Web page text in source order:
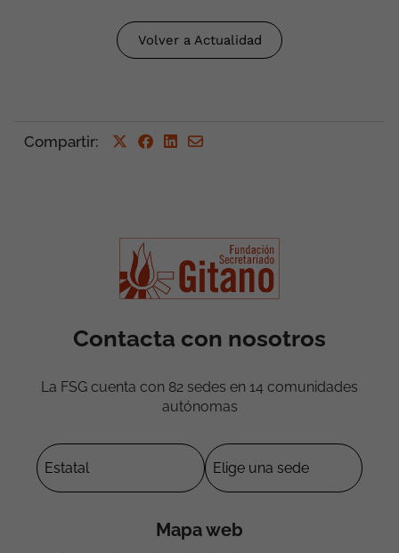
Volver a Actualidad
Compartir:
Contacta con nosotros
La FSG cuenta con 82 sedes en 14 comunidades
autónomas
Mapa web